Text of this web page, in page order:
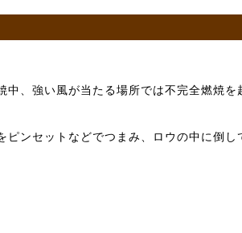
、強い風が当たる場所では不完全燃焼
ンセットなどでつまみ、ロウの中に倒